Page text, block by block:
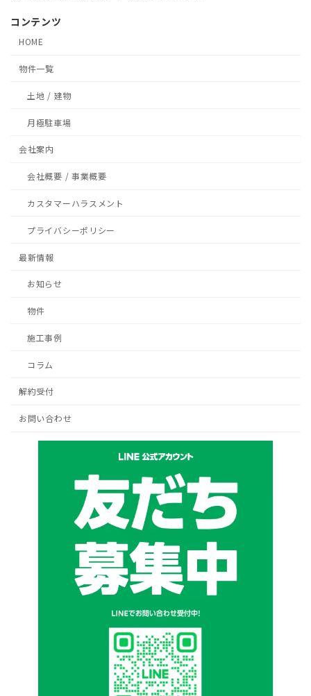
コンテンツ
HOME
物件一覧
土地 / 建物
月極駐車場
会社案内
会社概要 / 事業概要
カスタマーハラスメント
プライバシーポリシー
最新情報
お知らせ
物件
施工事例
コラム
解約受付
お問い合わせ